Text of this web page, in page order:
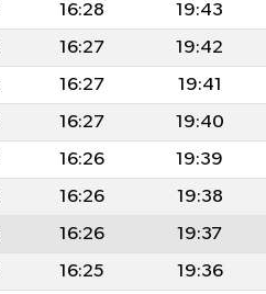
16:28 19:43
16:27 19:42
16:27 19:41
16:27 19:40
16:26 19:39
16:26 19:38
16:26 19:37
16:25 19:36